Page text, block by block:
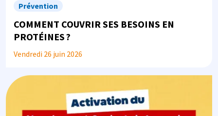
Prévention
COMMENT COUVRIR SES BESOINS EN
PROTÉINES ?
Vendredi 26 juin 2026
Image